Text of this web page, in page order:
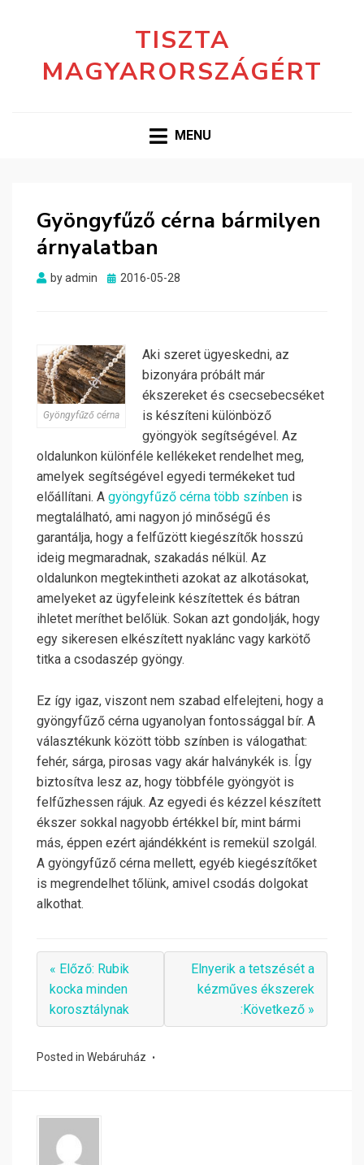
TISZTA
MAGYARORSZÁGÉRT
MENU
Gyöngyfűző cérna bármilyen
árnyalatban
byadmin
Posted
2016-05-28
Gyöngyfűző cérna
Aki szeret ügyeskedni, az
bizonyára próbált már
ékszereket és csecsebecséket
is készíteni különböző
gyöngyök segítségével. Az
oldalunkon különféle kellékeket rendelhet meg,
amelyek segítségével egyedi termékeket tud
előállítani. A gyöngyfűző cérna több színben is
megtalálható, ami nagyon jó minőségű és
garantálja, hogy a felfűzött kiegészítők hosszú
ideig megmaradnak, szakadás nélkül. Az
oldalunkon megtekintheti azokat az alkotásokat,
amelyeket az ügyfeleink készítettek és bátran
ihletet meríthet belőlük. Sokan azt gondolják, hogy
egy sikeresen elkészített nyaklánc vagy karkötő
titka a csodaszép gyöngy.
Ez így igaz, viszont nem szabad elfelejteni, hogy a
gyöngyfűző cérna ugyanolyan fontossággal bír. A
választékunk között több színben is válogathat:
fehér, sárga, pirosas vagy akár halványkék is. Így
biztosítva lesz az, hogy többféle gyöngyöt is
felfűzhessen rájuk. Az egyedi és kézzel készített
ékszer sokkal nagyobb értékkel bír, mint bármi
más, éppen ezért ajándékként is remekül szolgál.
A gyöngyfűző cérna mellett, egyéb kiegészítőket
is megrendelhet tőlünk, amivel csodás dolgokat
alkothat.
« Előző: Rubik
kocka minden
korosztálynak
Elnyerik a tetszését a
kézműves ékszerek
:Következő »
Posted in Webáruház